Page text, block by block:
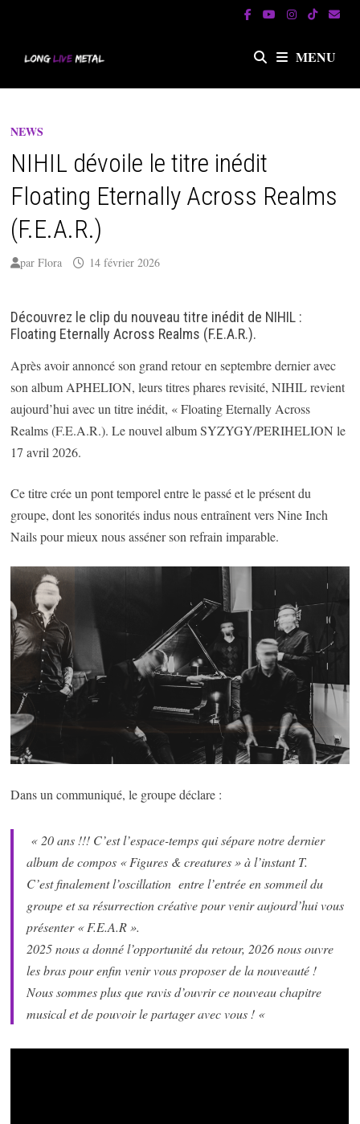
MENU
NEWS
NIHIL dévoile le titre inédit
Floating Eternally Across Realms
(F.E.A.R.)
parFlora 14 février 2026
Découvrez le clip du nouveau titre inédit de NIHIL :
Floating Eternally Across Realms (F.E.A.R.).
Après avoir annoncé son grand retour en septembre dernier avec
son album APHELION, leurs titres phares revisité, NIHIL revient
aujourd’hui avec un titre inédit, « Floating Eternally Across
Realms (F.E.A.R.). Le nouvel album SYZYGY/PERIHELION le
17 avril 2026.
Ce titre crée un pont temporel entre le passé et le présent du
groupe, dont les sonorités indus nous entraînent vers Nine Inch
Nails pour mieux nous asséner son refrain imparable.
Dans un communiqué, le groupe déclare :
« 20 ans !!! C’est l’espace-temps qui sépare notre dernier
album de compos « Figures & creatures » à l’instant T.
C’est finalement l’oscillation entre l’entrée en sommeil du
groupe et sa résurrection créative pour venir aujourd’hui vous
présenter « F.E.A.R ».
2025 nous a donné l’opportunité du retour, 2026 nous ouvre
les bras pour enfin venir vous proposer de la nouveauté !
Nous sommes plus que ravis d’ouvrir ce nouveau chapitre
musical et de pouvoir le partager avec vous ! «